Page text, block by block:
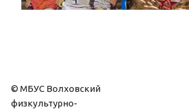
© МБУС Волховский
физкультурно-